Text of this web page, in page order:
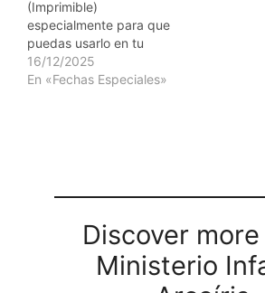
(Imprimible)
especialmente para que
puedas usarlo en tu
ministerio infantil dentro
y fuera de la iglesia, es
de Navidad, ideales…
16/12/2025
En «Fechas Especiales»
Discover
Ministerio